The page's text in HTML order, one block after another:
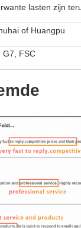
lasten zijn
of Huangpu
G7, FSC